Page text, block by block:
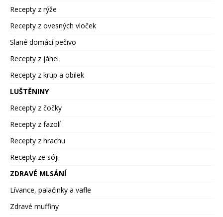
Recepty z rýže
Recepty z ovesných vloček
Slané domácí pečivo
Recepty z jáhel
Recepty z krup a obilek
LUŠTĚNINY
Recepty z čočky
Recepty z fazolí
Recepty z hrachu
Recepty ze sóji
ZDRAVÉ MLSÁNÍ
Lívance, palačinky a vafle
Zdravé muffiny